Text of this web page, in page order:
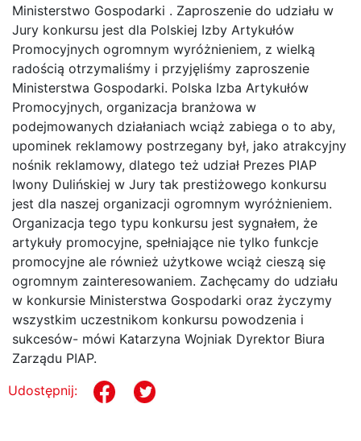
Ministerstwo Gospodarki . Zaproszenie do udziału w
Jury konkursu jest dla Polskiej Izby Artykułów
Promocyjnych ogromnym wyróżnieniem, z wielką
radością otrzymaliśmy i przyjęliśmy zaproszenie
Ministerstwa Gospodarki. Polska Izba Artykułów
Promocyjnych, organizacja branżowa w
podejmowanych działaniach wciąż zabiega o to aby,
upominek reklamowy postrzegany był, jako atrakcyjny
nośnik reklamowy, dlatego też udział Prezes PIAP
Iwony Dulińskiej w Jury tak prestiżowego konkursu
jest dla naszej organizacji ogromnym wyróżnieniem.
Organizacja tego typu konkursu jest sygnałem, że
artykuły promocyjne, spełniające nie tylko funkcje
promocyjne ale również użytkowe wciąż cieszą się
ogromnym zainteresowaniem. Zachęcamy do udziału
w konkursie Ministerstwa Gospodarki oraz życzymy
wszystkim uczestnikom konkursu powodzenia i
sukcesów- mówi Katarzyna Wojniak Dyrektor Biura
Zarządu PIAP.
Udostępnij: